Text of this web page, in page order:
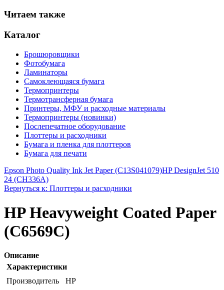
Читаем также
Каталог
Брошюровщики
Фотобумага
Ламинаторы
Самоклеющаяся бумага
Термопринтеры
Термотрансферная бумага
Принтеры, МФУ и расходные материалы
Термопринтеры (новинки)
Послепечатное оборудование
Плоттеры и расходники
Бумага и пленка для плоттеров
Бумага для печати
Epson Photo Quality Ink Jet Paper (C13S041079)HP DesignJet 510
24 (CH336A)
Вернуться к: Плоттеры и расходники
HP Heavyweight Coated Paper
(C6569C)
Описание
Характеристики
Производитель
HP